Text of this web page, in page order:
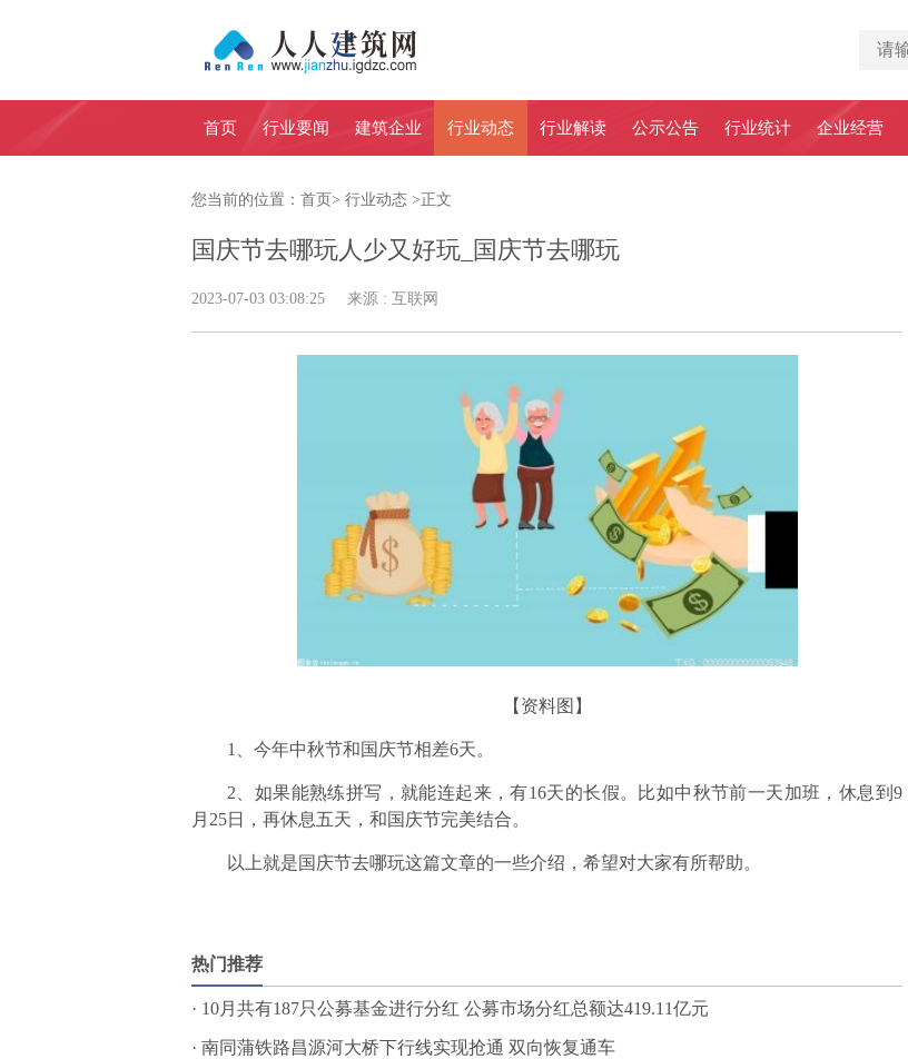
首页 行业要闻 建筑企业 行业动态 行业解读 公示公告 行业统计 企业经营
您当前的位置： 首页 > 行业动态 > 正文
国庆节去哪玩人少又好玩_国庆节去哪玩
2023-07-03 03:08:25 来源 : 互联网
【资料图】
1、今年中秋节和国庆节相差6天。
2、如果能熟练拼写，就能连起来，有16天的长假。比如中秋节前一天加班，休息到9
月25日，再休息五天，和国庆节完美结合。
以上就是国庆节去哪玩这篇文章的一些介绍，希望对大家有所帮助。
热门推荐
· 10月共有187只公募基金进行分红 公募市场分红总额达419.11亿元
· 南同蒲铁路昌源河大桥下行线实现抢通 双向恢复通车